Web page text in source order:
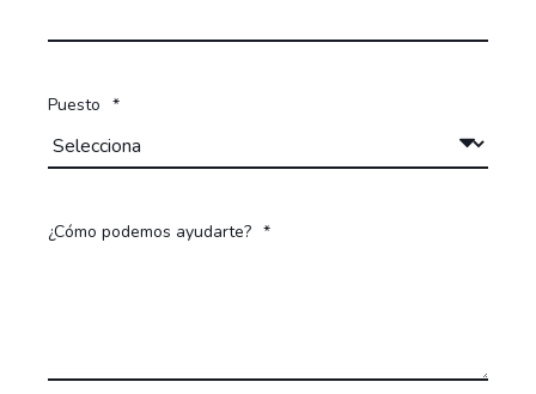
Puesto *
¿Cómo podemos ayudarte? *